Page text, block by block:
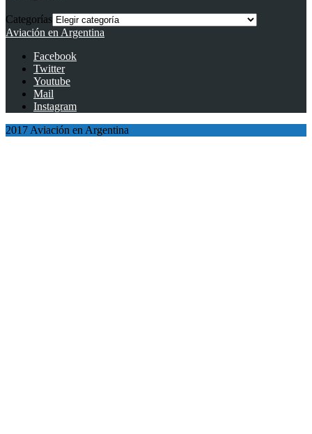
Categorías
Aviación en Argentina
Facebook
Twitter
Youtube
Mail
Instagram
2017 Aviación en Argentina